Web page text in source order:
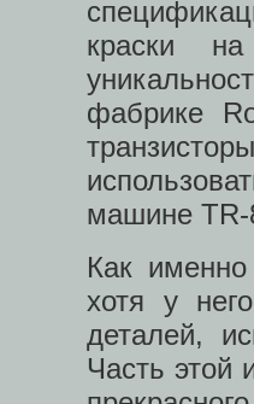
краски
фабрике
машине TR-
Как именно
хотя у
деталей,
Часть этой